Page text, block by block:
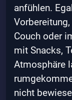
anfühlen.
Couch oder
mit Snacks,
Atmosphäre
nicht